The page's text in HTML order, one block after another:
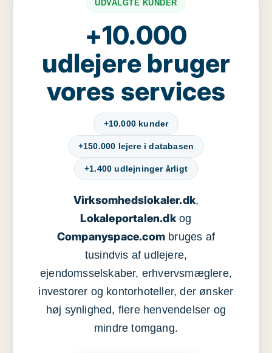
UDVALGTE KUNDER
+10.000
udlejere bruger
vores services
+10.000 kunder
+150.000 lejere i databasen
+1.400 udlejninger årligt
Virksomhedslokaler.dk,
Lokaleportalen.dkog
Companyspace.com bruges af
tusindvis af udlejere,
ejendomsselskaber, erhvervsmæglere,
investorer og kontorhoteller, der ønsker
høj synlighed, flere henvendelser og
mindre tomgang.